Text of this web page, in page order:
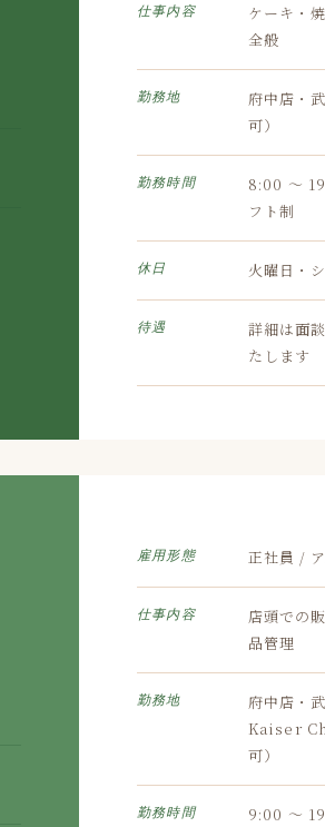
仕事内容
ケーキ・
全般
勤務地
府中店・
可）
勤務時間
8:00 〜
フト制
休日 火曜日・
待遇
詳細は面
たします
雇用形態 正社員 /
仕事内容
店頭での
品管理
勤務地
府中店・
Kaiser
可）
勤務時間
9:00 〜